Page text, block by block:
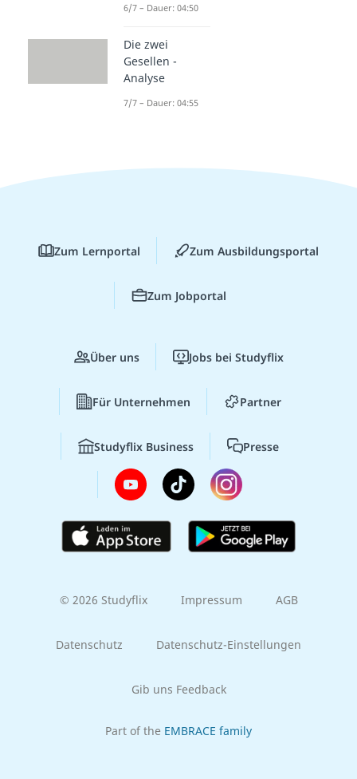
6/7 – Dauer: 04:50
Die zwei
Gesellen -
Analyse
7/7 – Dauer: 04:55
Zum Lernportal Zum Ausbildungsportal
Zum Jobportal
Über uns Jobs bei Studyflix
Für Unternehmen Partner
Studyflix Business Presse
© 2026 Studyflix Impressum AGB
Datenschutz Datenschutz-Einstellungen
Gib uns Feedback
Part of the EMBRACE family